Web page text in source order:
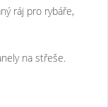
ráj pro rybáře,
na střeše.